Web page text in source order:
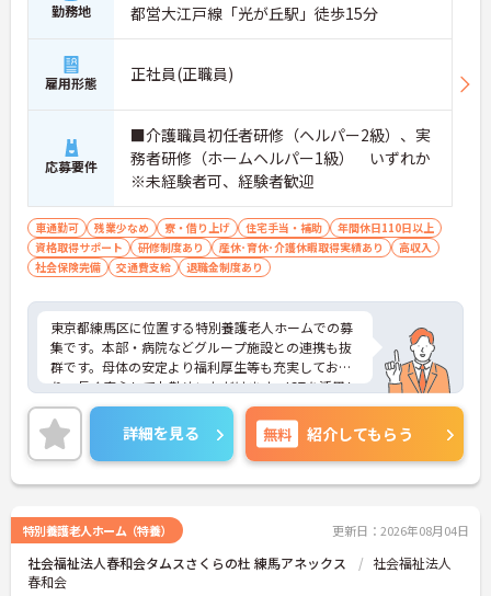
勤務地
都営大江戸線「光が丘駅」徒歩15分
雇用形態 正社員(正職員)
応募要件
■介護職員初任者研修（ヘルパー2級）、実
務者研修（ホームヘルパー1級） いずれか
※未経験者可、経験者歓迎
車通勤可 残業少なめ 寮・借り上げ 住宅手当・補助
年間休日110日以上
資格取得サポート
研修制度あり 産休･育休･介護休暇取得実績あり
高収入
社会保険完備
交通費支給 退職金制度あり
東京都練馬区に位置する特別養護老人ホームでの募
集です。本部・病院などグループ施設との連携も抜
群です。母体の安定より福利厚生等も充実してお
り、長く安心してお勤めいただけます。ICTを活用し
た職員の負担軽減や、最先端の調理システムを導入
しており、働きやすい環境が整っています。
ご興味のある方には、面接対策ポイントなど、さら
に詳細をお話しいたしますので、お気軽にご相談く
ださい。
詳細を見る 無料 紹介してもらう
特別養護老人ホーム（特養） 更新日：2026年08月04日
社会福祉法人春和会タムスさくらの杜 練馬アネックス
社会福祉法人
春和会